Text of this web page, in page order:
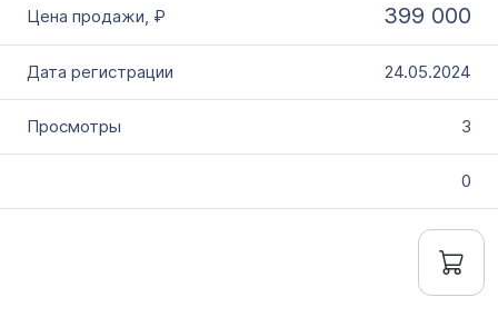
399 000
24.05.2024
3
0